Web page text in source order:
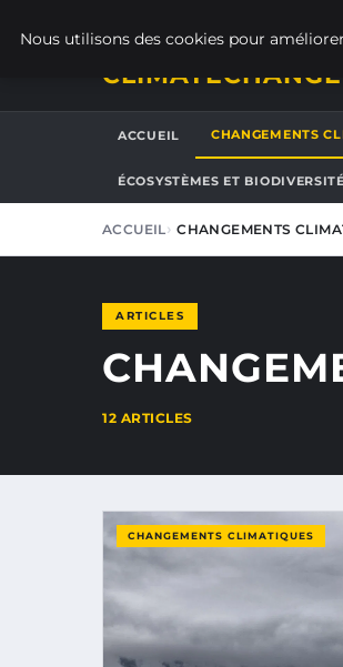
ACCUEIL CHANGEMENTS
ÉCOSYSTÈMES ET BIODIVERSITÉ
ACCUEIL CHANGEMENTS
ARTICLES
12 ARTICLES
CHANGEMENTS CLIMATIQUES
Nous utilisons des cookies pour